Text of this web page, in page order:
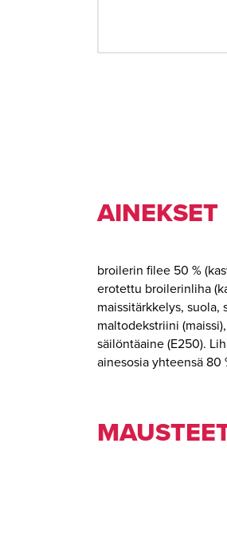
AINEKSET
broilerin filee 50 %
erotettu broilerinliha
maissitärkkelys, suola,
maltodekstriini
säilöntäaine (E250).
ainesosia yhteensä 80